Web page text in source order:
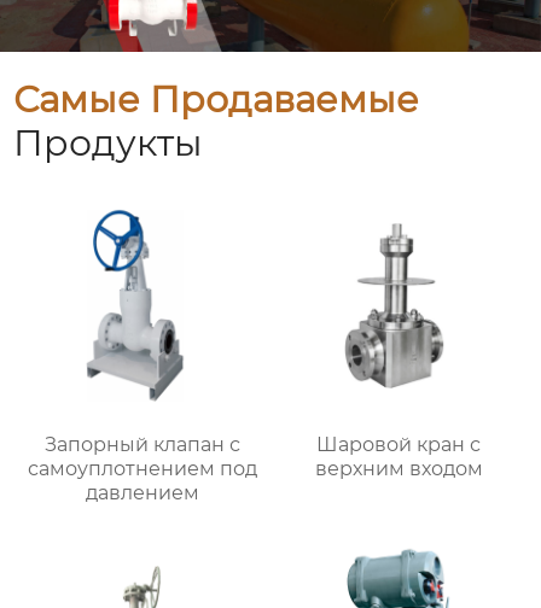
Самые Продаваемые
Продукты
Запорный клапан с
самоуплотнением под
давлением
Шаровой кран с
верхним входом